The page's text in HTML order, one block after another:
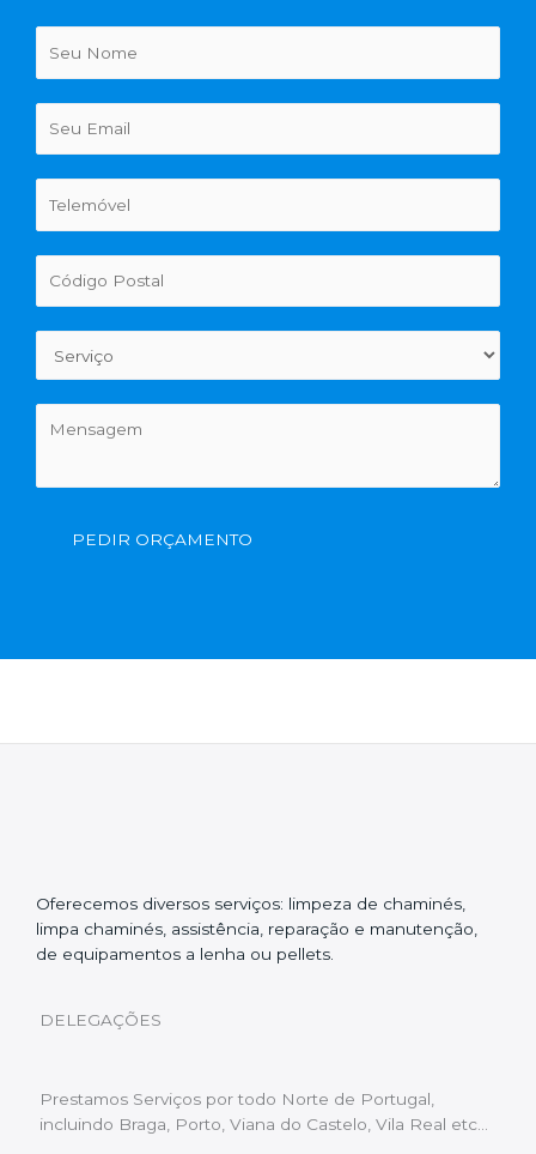
PEDIR ORÇAMENTO
Oferecemos diversos serviços: limpeza de chaminés,
limpa chaminés, assistência, reparação e manutenção,
de equipamentos a lenha ou pellets.
DELEGAÇÕES
Prestamos Serviços por todo Norte de Portugal,
incluindo Braga, Porto, Viana do Castelo, Vila Real etc…